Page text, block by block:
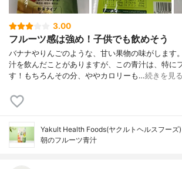
3.00
フルーツ感は強め！子供でも飲めそう
バナナやりんごのような、甘い果物の味がします
汁を飲んだことがありますが、この青汁は、特に
す！もちろんその分、ややカロリーも…続きを見る
Yakult Health Foods(ヤクルトヘルスフーズ)
朝のフルーツ青汁